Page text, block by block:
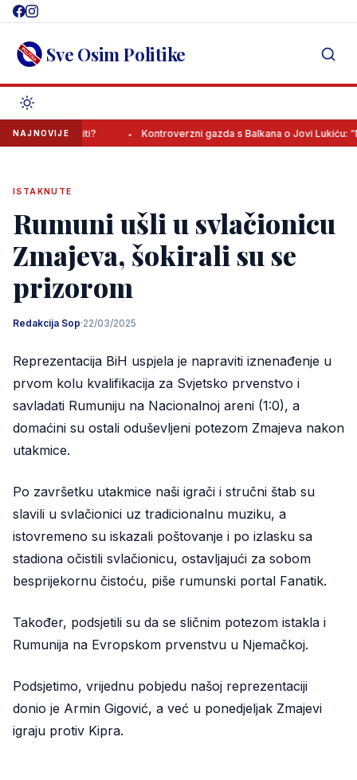
Skip
content Sve Osim Politike
NAJNOVIJE
iznenaditi? Kontroverzni gazda s Balkana o Jovi Lukiću: “Neka
ISTAKNUTE
Rumuni ušli u svlačionicu
Zmajeva, šokirali su se
prizorom
Redakcija Sop·22/03/2025
Reprezentacija BiH uspjela je napraviti iznenađenje u
prvom kolu kvalifikacija za Svjetsko prvenstvo i
savladati Rumuniju na Nacionalnoj areni (1:0), a
domaćini su ostali oduševljeni potezom Zmajeva nakon
utakmice.
Po završetku utakmice naši igrači i stručni štab su
slavili u svlačionici uz tradicionalnu muziku, a
istovremeno su iskazali poštovanje i po izlasku sa
stadiona očistili svlačionicu, ostavljajući za sobom
besprijekornu čistoću, piše rumunski portal Fanatik.
Također, podsjetili su da se sličnim potezom istakla i
Rumunija na Evropskom prvenstvu u Njemačkoj.
Podsjetimo, vrijednu pobjedu našoj reprezentaciji
donio je Armin Gigović, a već u ponedjeljak Zmajevi
igraju protiv Kipra.